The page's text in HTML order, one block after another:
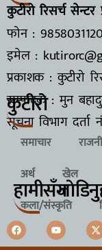
कुटीरो रिसर्च सेन्टर
फोन : 9858031120
इमेल :
प्रकाशक : कुटीरो
सम्पादक : मुन
सूचना विभाग दर्ता
कुटीरो
समाचार
अर्थ
खेल
कला/संस्कृति
हामीसँग